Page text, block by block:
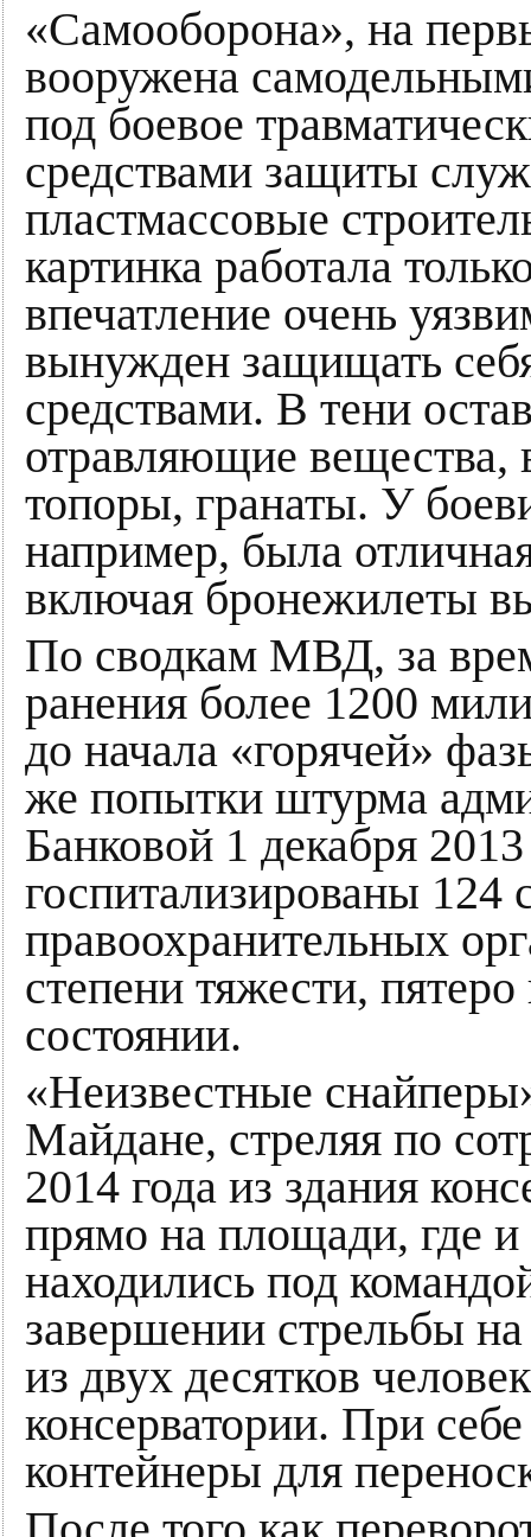
«Самооборона», на
вооружена
под боевое
средствами защиты
пластмассовые
картинка работала
впечатление очень
вынужден защищать
средствами. В тени
отравляющие вещества,
топоры, гранаты. У
например, была
включая бронежилеты
По сводкам МВД, за
ранения более 1200
до начала «горячей»
же попытки штурма
Банковой 1 декабря
госпитализированы 124
правоохранительных
степени тяжести,
состоянии.
«Неизвестные
Майдане, стреляя по
2014 года из здания
прямо на площади, где и
находились под
завершении стрельбы
из двух десятков
консерватории. При
контейнеры для